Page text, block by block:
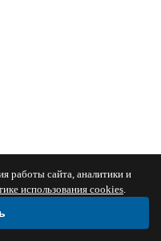
работы сайта, аналитики и
использования cookies.